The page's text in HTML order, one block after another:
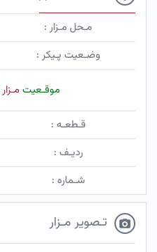
مـحل مـزار :
وضـعیت پـیکر :
موقـعیتمـزار
قـطعـه :
ردیـف :
شـماره :
تـصویر مـزار